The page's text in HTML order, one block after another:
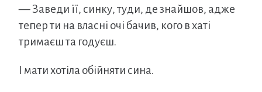
— Заведи її, синку, туди, де знайшов, адже
тепер ти на власні очі бачив, кого в хаті
тримаєш та годуєш.
І мати хотіла обійняти сина.